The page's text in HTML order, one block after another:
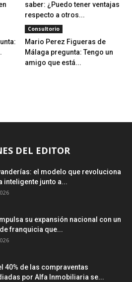
saber: ¿Puedo tener ventajas
respecto a otros...
Consultorio
Mario Perez Figueras de
Málaga pregunta: Tengo un
amigo que está...
DEL EDITOR
el modelo que revoluciona
inteligente junto a...
su expansión nacional con un
franquicia que...
40% de las compraventas
por Alfa Inmobiliaria se...